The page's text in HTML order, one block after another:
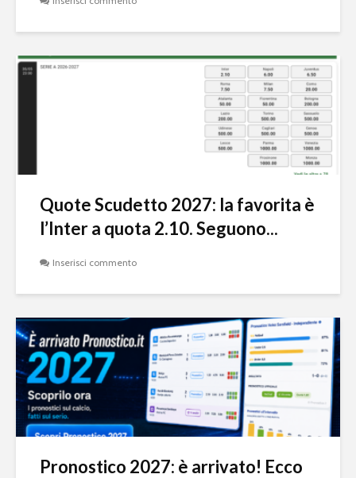
Quote Scudetto 2027: la favorita è
l’Inter a quota 2.10. Seguono...
Inserisci commento
Pronostico 2027: è arrivato! Ecco